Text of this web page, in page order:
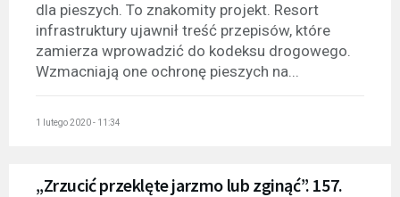
dla pieszych. To znakomity projekt. Resort
infrastruktury ujawnił treść przepisów, które
zamierza wprowadzić do kodeksu drogowego.
Wzmacniają one ochronę pieszych na...
1 lutego 2020 - 11:34
„Zrzucić przeklęte jarzmo lub zginąć”. 157.